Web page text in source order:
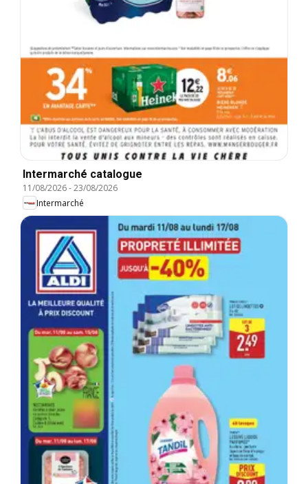
Intermarché catalogue
11/08/2026-23/08/2026
Intermarché